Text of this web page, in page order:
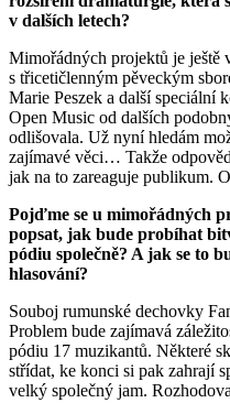
v dalších letech?
Mimořádných projektů je ještě
s třicetičlenným pěveckým
Marie Peszek a další speciální
Open Music od dalších
odlišovala. Už nyní hledám
zajímavé věci… Takže
jak na to zareaguje publikum.
Pojďme se u mimořádných
popsat, jak bude probíhat
pódiu společně? A jak se to
hlasování?
Souboj rumunské dechovky
Problem bude zajímavá
pódiu 17 muzikantů. Některé
střídat, ke konci si pak zahrají
velký společný jam.